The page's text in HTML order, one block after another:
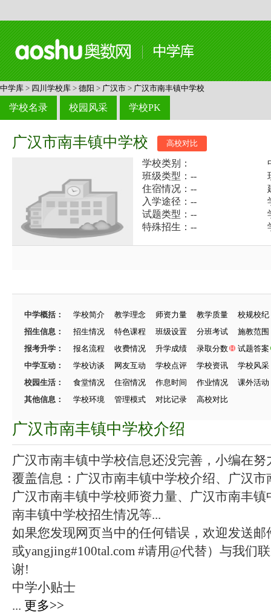
中学库 > 四川学校库 > 德阳 > 广汉市 > 广汉市南丰镇中学校
学校名录 校园风采 学校PK
广汉市南丰镇中学校 高校对比
学校类别：
班级类型：--
住宿情况：--
入学途径：--
试题类型：--
特殊招生：--
中学概括： 学校简介 教学理念 师资力量 教学质量
校规校纪
招生信息：
招生情况 特色课程 班级设置 分班考试
施教范围
报考升学：
报名流程 收费情况 升学成绩 录取分数
试题答案
中学互动：
学校访谈 网友互动 学校点评 学校资讯
学校风采
校园生活：
食堂情况 住宿情况 作息时间 作业情况
课外活动
其他信息：
学校环境 管理模式 对比记录 高校对比
广汉市南丰镇中学校介绍
广汉市南丰镇中学校信息还没完善，小编在努
覆盖信息：广汉市南丰镇中学校介绍、广汉
广汉市南丰镇中学校师资力量、广汉市南丰
南丰镇中学校招生情况等...
如果您发现网页当中的任何错误，欢迎发送邮
或yangjing#100tal.com #请用@代替）与我们
谢!
中学小贴士
... 更多>>